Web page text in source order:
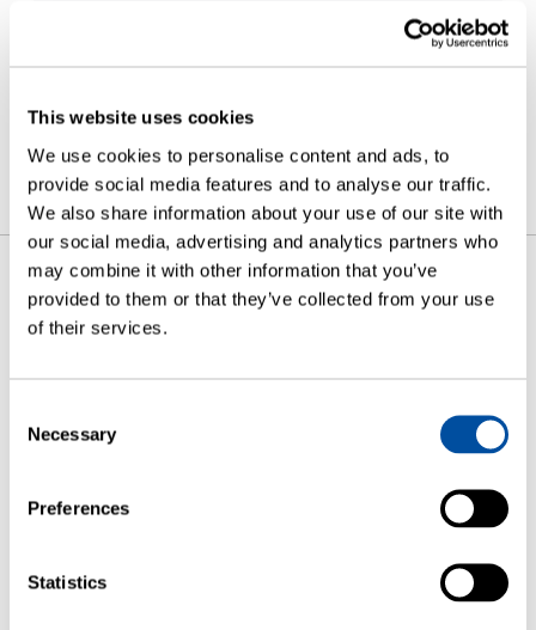
This website uses cookies
We use cookies to personalise content and ads, to
provide social media features and to analyse our traffic.
We also share information about your use of our site with
our social media, advertising and analytics partners who
may combine it with other information that you’ve
provided to them or that they’ve collected from your use
of their services.
Selection
Necessary
Preferences
Statistics
미국 버지니아주 샬러츠빌에 위치한…
— READ MORE
빠른 링크